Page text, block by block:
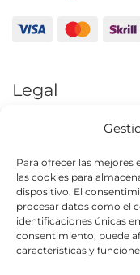
Para ofrecer las mejores
las cookies para
dispositivo. El
procesar datos como el
identificaciones únicas
consentimiento, puede
características y
Legal
Política de
Condiciones
Política de